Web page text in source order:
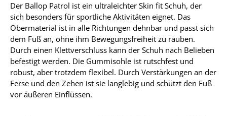
Der Ballop Patrol ist ein ultraleichter Skin fit Schuh, der
sich besonders für sportliche Aktivitäten eignet. Das
Obermaterial ist in alle Richtungen dehnbar und passt sich
dem Fuß an, ohne ihm Bewegungsfreiheit zu rauben.
Durch einen Klettverschluss kann der Schuh nach Belieben
befestigt werden. Die Gummisohle ist rutschfest und
robust, aber trotzdem flexibel. Durch Verstärkungen an der
Ferse und den Zehen ist sie langlebig und schützt den Fuß
vor äußeren Einflüssen.